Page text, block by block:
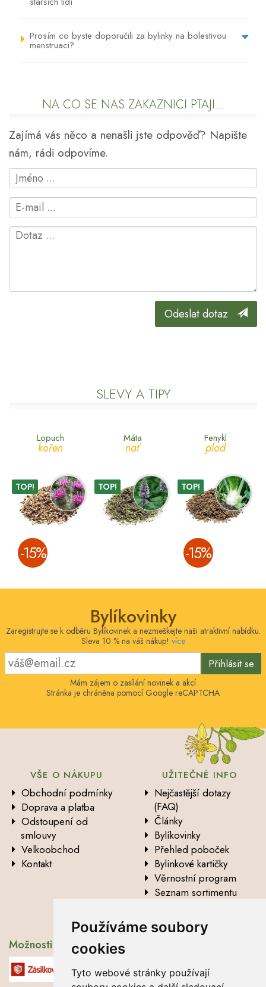
Používáme soubory
cookies
Tyto webové stránky používají
Prosím co byste doporučili za bylinky na bolestivou
menstruaci?
NA CO SE NÁS ZÁKAZNÍCI PTAJÍ...
Zajímá vás něco a nenašli jste odpověď? Napište
nám, rádi odpovíme.
Odeslat dotaz
SLEVY A TIPY
Lopuch
kořen
TOP!
­-15%
Máta
nať
TOP!
Fenykl
plod
TOP!
­-15%
Bylíkovinky
Zaregistrujte se k odběru Bylíkovinek a nezmeškejte naši atraktivní nabídku.
Sleva 10 % na váš nákup! více
Přihlásit se
Mám zájem o zasílání novinek a akcí
Stránka je chráněna pomocí Google reCAPTCHA
VŠE O NÁKUPU
Obchodní podmínky
Doprava a platba
Odstoupení od
smlouvy
Velkoobchod
Kontakt
UŽITEČNÉ INFO
Nejčastější dotazy
(FAQ)
Články
Bylíkovinky
Přehled poboček
Bylinkové kartičky
Věrnostní program
Seznam sortimentu
údajů
Možnosti dopravy